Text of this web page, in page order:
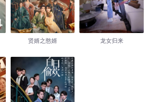
贤婿之憨婿 龙女归来